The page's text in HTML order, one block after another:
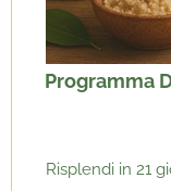
Programma
Risplendi in 21